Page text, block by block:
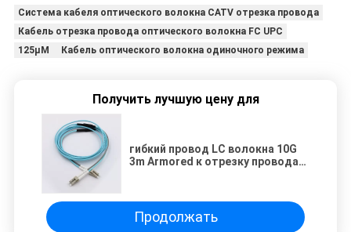
Система кабеля оптического волокна CATV отрезка провода
Кабель отрезка провода оптического волокна FC UPC
125µM Кабель оптического волокна одиночного режима
Получить лучшую цену для
гибкий провод LC волокна 10G
3m Armored к отрезку провода
Продолжать